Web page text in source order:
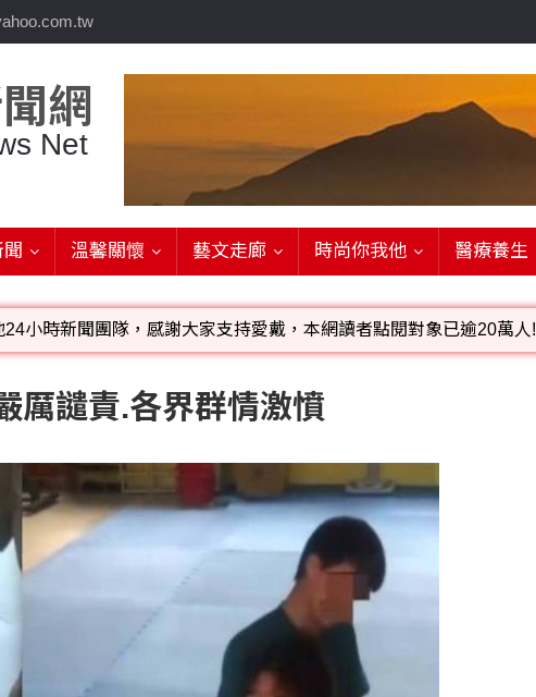
網
Net
溫馨關懷 藝文走廊 時尚你我他 醫療養生
小時新聞團隊，感謝大家支持愛戴，本網讀者點閱對象已逾20萬人!
厲譴責.各界群情激憤